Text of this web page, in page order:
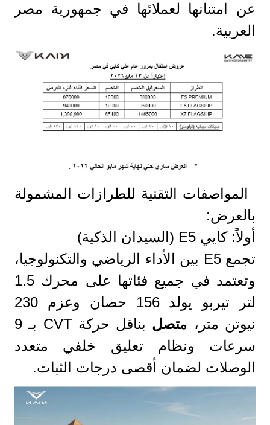
عن امتنانها لعملائها في جمهورية مصر
العربية.
المواصفات التقنية للطرازات المشمولة
بالعرض:
أولاً: كايي E5 (السيدان الذكية)
تجمع E5 بين الأداء الرياضي والتكنولوجيا،
وتعتمد في جميع فئاتها على محرك 1.5
لتر تيربو يولد 156 حصان وعزم 230
نيوتن متر، متصل
بناقل حركة CVT بـ 9
سرعات ونظام تعليق خلفي متعدد
الوصلات لضمان أقصى درجات الثبات.